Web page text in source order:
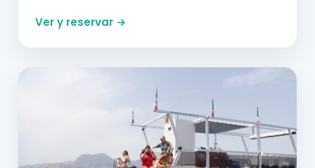
Ver y reservar →